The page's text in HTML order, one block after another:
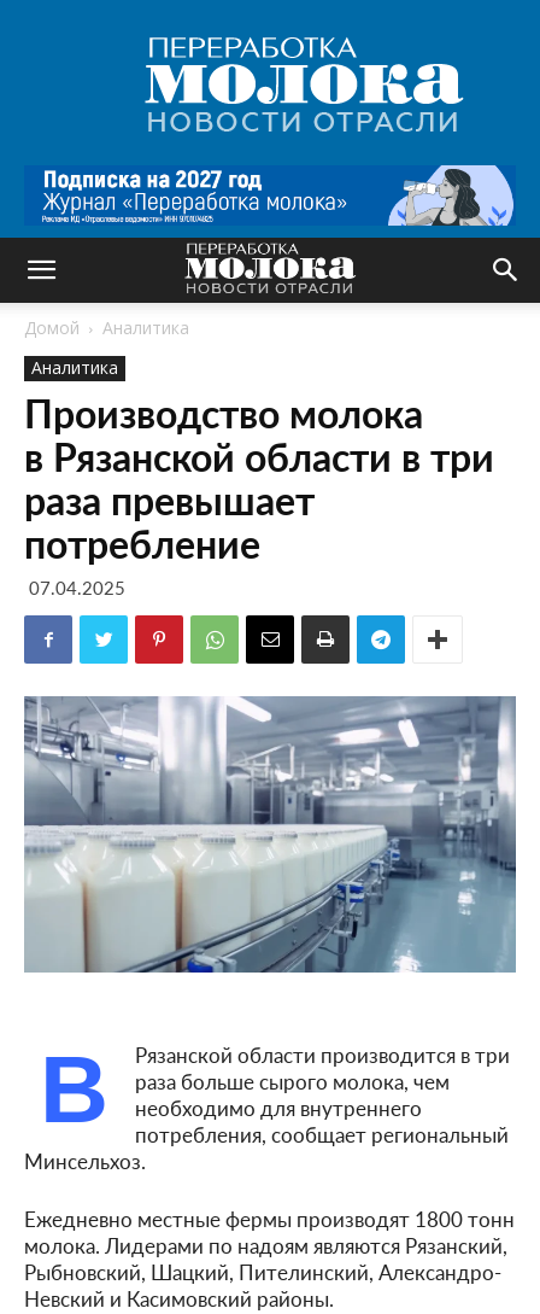
Переработка
молока
|
Новости
Домой
Аналитика
Аналитика
Производство молока
в Рязанской области в три
раза превышает
потребление
07.04.2025
В
Рязанской области производится в три
раза больше сырого молока, чем
необходимо для внутреннего
потребления, сообщает региональный
Минсельхоз.
Ежедневно местные фермы производят 1800 тонн
молока. Лидерами по надоям являются Рязанский,
Рыбновский, Шацкий, Пителинский, Александро-
Невский и Касимовский районы.